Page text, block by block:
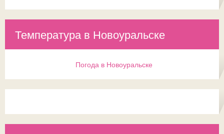
Температура в Новоуральске
Погода в Новоуральске